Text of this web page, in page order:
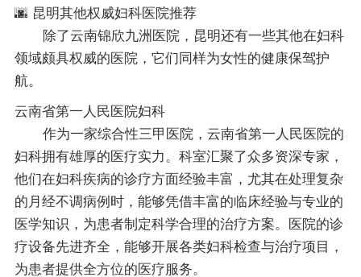
🌆 昆明其他权威妇科医院推荐
除了云南锦欣九洲医院，昆明还有一些其他在妇科
领域颇具权威的医院，它们同样为女性的健康保驾护
航。
云南省第一人民医院妇科
作为一家综合性三甲医院，云南省第一人民医院的
妇科拥有雄厚的医疗实力。科室汇聚了众多资深专家，
他们在妇科疾病的诊疗方面经验丰富，尤其在处理复杂
的月经不调病例时，能够凭借丰富的临床经验与专业的
医学知识，为患者制定科学合理的治疗方案。医院的诊
疗设备先进齐全，能够开展各类妇科检查与治疗项目，
为患者提供全方位的医疗服务。